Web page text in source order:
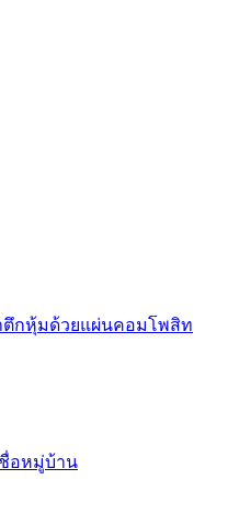
ตึกหุ้มด้วยแผ่นคอมโพสิท
ชื่อหมู่บ้าน